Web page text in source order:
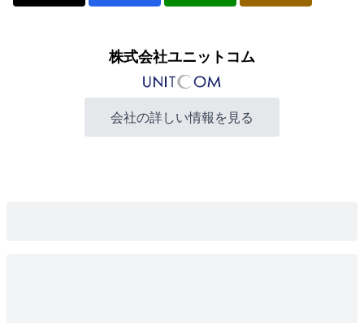
株式会社ユニットコム
会社の詳しい情報を見る